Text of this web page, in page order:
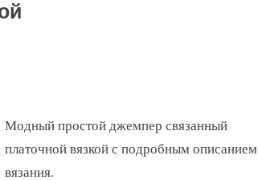
Модный простой джемпер связанный
платочной вязкой с подробным описанием
вязания.